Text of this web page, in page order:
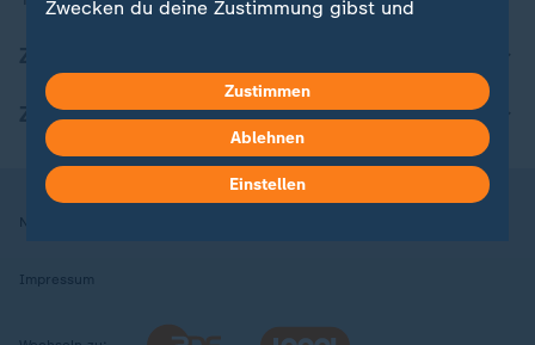
ZDFheute Apps
Nutzungsbedingungen
Impressum
Zwecken du deine Zustimmung gibst und
in deinen Einstellungen widerrufen oder ändern.
Hier findest du das Impressum.
Weitere Informationen findest du in unserer
Datenschutzerklärung.
Zustimmen
Ablehnen
Einstellen